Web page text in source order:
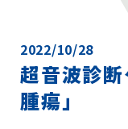
犬と
臨
犬
2022/10/28
超音波診断
腫瘍」